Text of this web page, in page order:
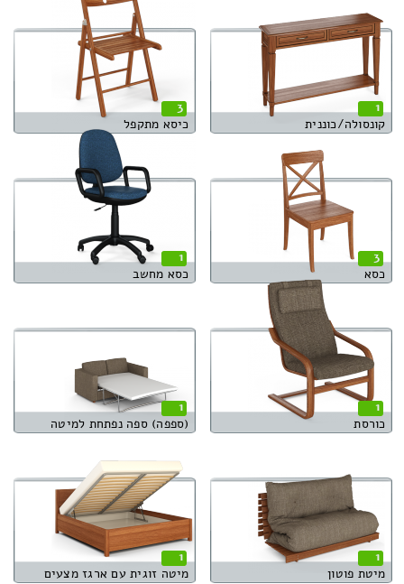
1
קונסולה/כוננית
3
כיסא מתקפל
3
כסא
1
כסא מחשב
1
כורסת
1
(ספפה) ספה נפתחת למיטה
1
מיטת פוטון
1
מיטה זוגית עם ארגז מצעים